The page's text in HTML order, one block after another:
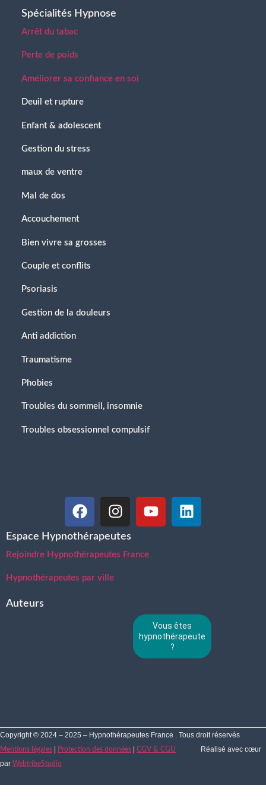
Spécialités Hypnose
Arrêt du tabac
Perte de poids
Améliorer sa confiance en soi
Deuil et rupture
Enfant & adolescent
Gestion du stress
maux de ventre
Mal de dos
Accouchement
Bien vivre sa grosses
Couple et conflits
Psoriasis
Gestion de la douleurs
Anti addiction
Traumatisme
Phobies
Troubles du sommeil, insomnie
Troubles obsessionnel compulsif
Espace Hypnothérapeutes
Rejoindre Hypnothérapeutes France
Hypnothérapeutes par ville
Auteurs
Vous êtes
hypnothérapeute
?
Copyright © 2024 – 2025 – Hypnothérapeutes France . Tous droit réservés
Mentions légales Protection des données CGV & CGU
Réalisé avec cœur
par WebtribeStudio